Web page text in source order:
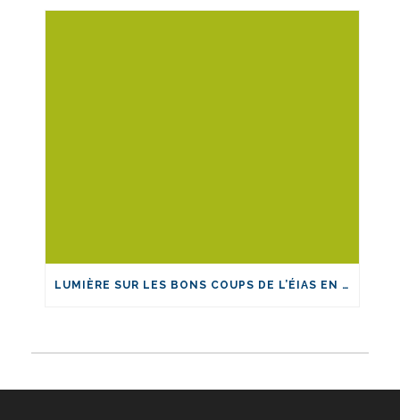
LUMIÈRE SUR LES BONS COUPS DE L’ÉIAS EN 2024!